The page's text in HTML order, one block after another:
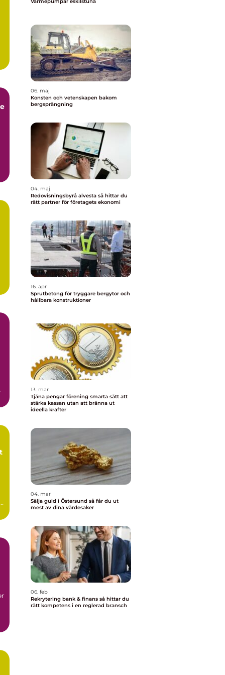
06. maj
Konsten och vetenskapen bakom
bergsprängning
04. maj
Redovisningsbyrå alvesta så hittar du
rätt partner för företagets ekonomi
16. apr
Sprutbetong för tryggare bergytor och
hållbara konstruktioner
13. mar
Tjäna pengar förening smarta sätt att
stärka kassan utan att bränna ut
ideella krafter
04. mar
Sälja guld i Östersund så får du ut
mest av dina värdesaker
06. feb
Rekrytering bank & finans så hittar du
rätt kompetens i en reglerad bransch